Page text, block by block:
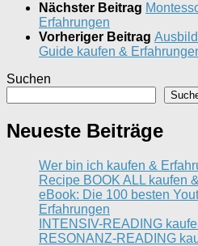
Nächster Beitrag
Erfahrungen
Vorheriger Beitrag
Guide kaufen &
Suchen
Neueste Beiträge
Wer bin ich kaufen &
Recipe BOOK ALL kaufen
eBook: Die 100 besten
Erfahrungen
INTENSIV-READING
RESONANZ-READING